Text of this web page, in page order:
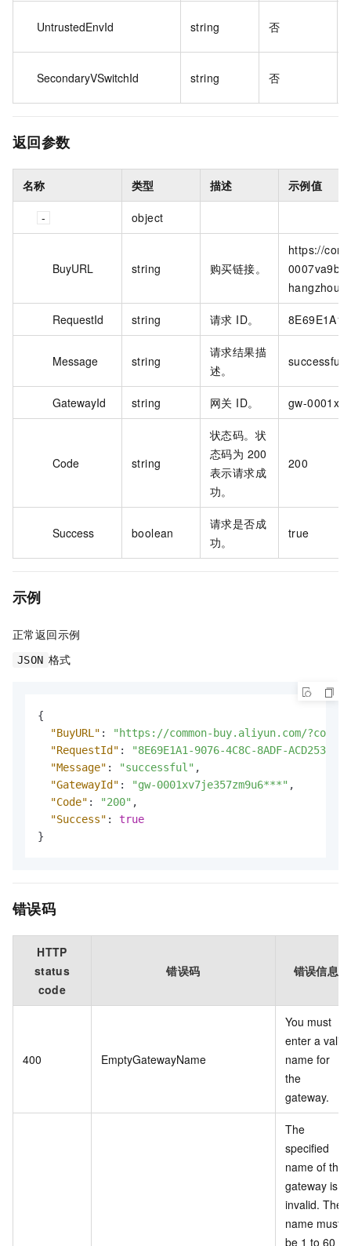
UntrustedEnvId string 否
SecondaryVSwitchId string 否
返回参数
名称 类型 描述 示例值
object
BuyURL string 购买链接。
https://
RequestId string 请求 ID。
Message string
请求结果描
述。
successful
GatewayId string 网关 ID。 gw-
Code string
状态码。状
态码为 200
表示请求成
功。
200
Success boolean
请求是否成
功。
true
示例
正常返回示例
JSON 格式
{
"BuyURL" :
"https://common-buy.aliyun.com/
"RequestId" :
"8E69E1A1-9076-4C8C-8ADF-
"Message" : "successful" ,
"GatewayId" : "gw-0001xv7je357zm9u6***" ,
"Code" : "200" ,
"Success" :
true
}
错误码
HTTP
status
code
错误码 错误信息
400 EmptyGatewayName
You must
enter a valid
name for
the
gateway.
The
specified
name of the
gateway is
invalid. The
name must
be 1 to 60